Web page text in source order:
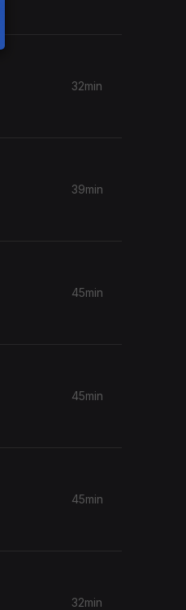
32min
39min
45min
45min
45min
32min